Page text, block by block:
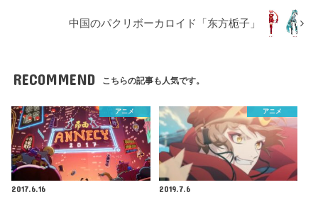
中国のパクリボーカロイド「东方栀子」
RECOMMEND こちらの記事も人気です。
アニメ
2017.6.16
アニメ
2019.7.6